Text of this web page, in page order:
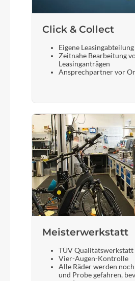
Click & Collect
Eigene Leasingabteilung
Zeitnahe Bearbeitung
Leasinganträgen
Ansprechpartner vor
Meisterwerkstatt
TÜV Qualitätswerkstatt
Vier-Augen-Kontrolle
Alle Räder werden
und Probe gefahren,